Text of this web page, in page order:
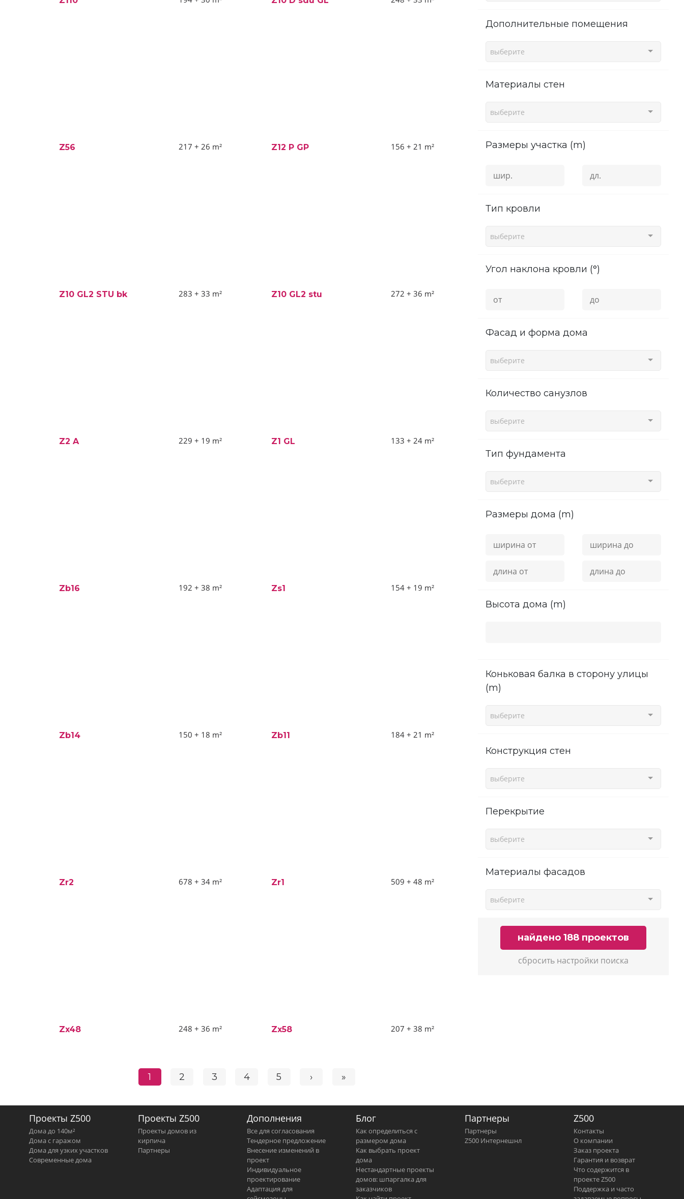
Z56 217 + 26 m² Z12 P GP 156 + 21 m²
Z10 GL2 STU bk 283 + 33 m² Z10 GL2 stu 272 + 36 m²
Z2 A 229 + 19 m² Z1 GL 133 + 24 m²
Zb16 192 + 38 m² Zs1 154 + 19 m²
Zb14 150 + 18 m² Zb11 184 + 21 m²
Zr2 678 + 34 m² Zr1 509 + 48 m²
Zx48 248 + 36 m² Zx58 207 + 38 m²
1 2 3 4 5 › »
Дополнительные помещения
выберите
Материалы стен
выберите
Размеры участка (m)
Тип кровли
выберите
угол наклона кровли (°)
фасад и форма дома
выберите
Количество санузлов
выберите
Тип фундамента
выберите
Размеры дома (m)
высота дома (m)
Коньковая балка в сторону улицы
(m)
выберите
Конструкция стен
выберите
Перекрытие
выберите
Материалы фасадов
выберите
найдено 188 проектов
сбросить настройки поиска
Проекты Z500
Дома до 140м²
Дома с гаражом
Дома для узких участков
Современные дома
Проекты Z500
Проекты домов из
кирпича
Партнеры
Дополнения
Все для согласования
Тендерное предложение
Внесение изменений в
проект
Индивидуальное
проектирование
Адаптация для
Блог
Как определиться с
размером дома
Как выбрать проект
дома
Нестандартные проекты
домов: шпаргалка для
заказчиков
Партнеры
Партнеры
Z500 Интернешнл
Z500
Контакты
О компании
Заказ проекта
Гарантия и возврат
Что содержится в
проекте Z500
Поддержка и часто